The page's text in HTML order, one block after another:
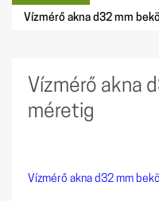
Vízmérő akna d32 mm
Vízmérő akna
méretig
Vízmérő akna d32 mm